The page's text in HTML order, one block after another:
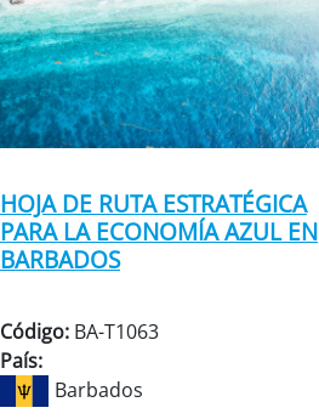
HOJA DE RUTA ESTRATÉGICA
PARA LA ECONOMÍA AZUL EN
BARBADOS
Código: BA-T1063
País:
Barbados